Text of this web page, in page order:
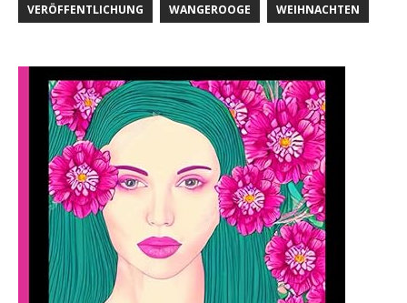
VERÖFFENTLICHUNG WANGEROOGE WEIHNACHTEN